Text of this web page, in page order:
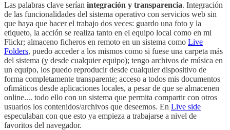
Las palabras clave serían integración y transparencia. Integración
de las funcionalidades del sistema operativo con servicios web sin
que haya que hacer el trabajo dos veces: guardo una foto y la
etiqueto, la acción se realiza tanto en el equipo local como en mi
Flickr; almaceno ficheros en remoto en un sistema como Live
Folders, puedo acceder a los mismos como si fuese una carpeta más
del sistema (y desde cualquier equipo); tengo archivos de música en
un equipo, los puedo reproducir desde cualquier dispositivo de
forma completamente transparente; acceso a todos mis documentos
ofimáticos desde aplicaciones locales, a pesar de que se almacenen
online.... todo ello con un sistema que permita compartir con otros
usuarios los contenidos/archivos que deseemos. En Live side
especulaban con que esto ya empieza a trabajarse a nivel de
favoritos del navegador.